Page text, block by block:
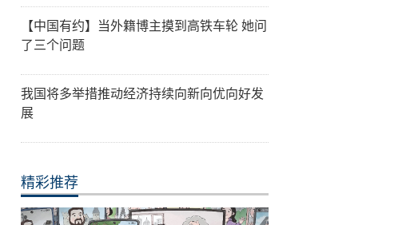
【中国有约】当外籍博主摸到高铁车轮 她问
了三个问题
我国将多举措推动经济持续向新向优向好发
展
精彩推荐